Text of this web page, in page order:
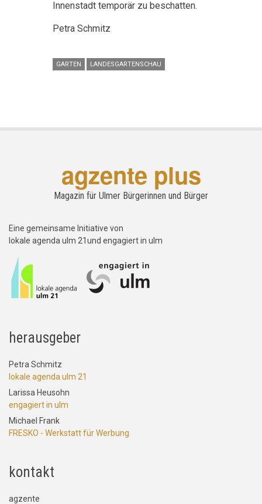
Innenstadt temporär zu beschatten.
Petra Schmitz
GARTEN LANDESGARTENSCHAU
agzente plus
Magazin für Ulmer Bürgerinnen und Bürger
Eine gemeinsame Initiative von
lokale agenda ulm 21und engagiert in ulm
herausgeber
Petra Schmitz
lokale agenda ulm 21
Larissa Heusohn
engagiert in ulm
Michael Frank
FRESKO - Werkstatt für Werbung
kontakt
agzente